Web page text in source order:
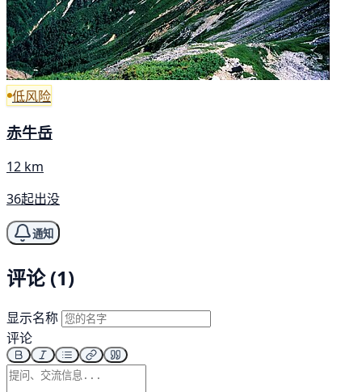
低风险
赤牛岳
12 km
36起出没
通知
评论 (1)
显示名称
评论